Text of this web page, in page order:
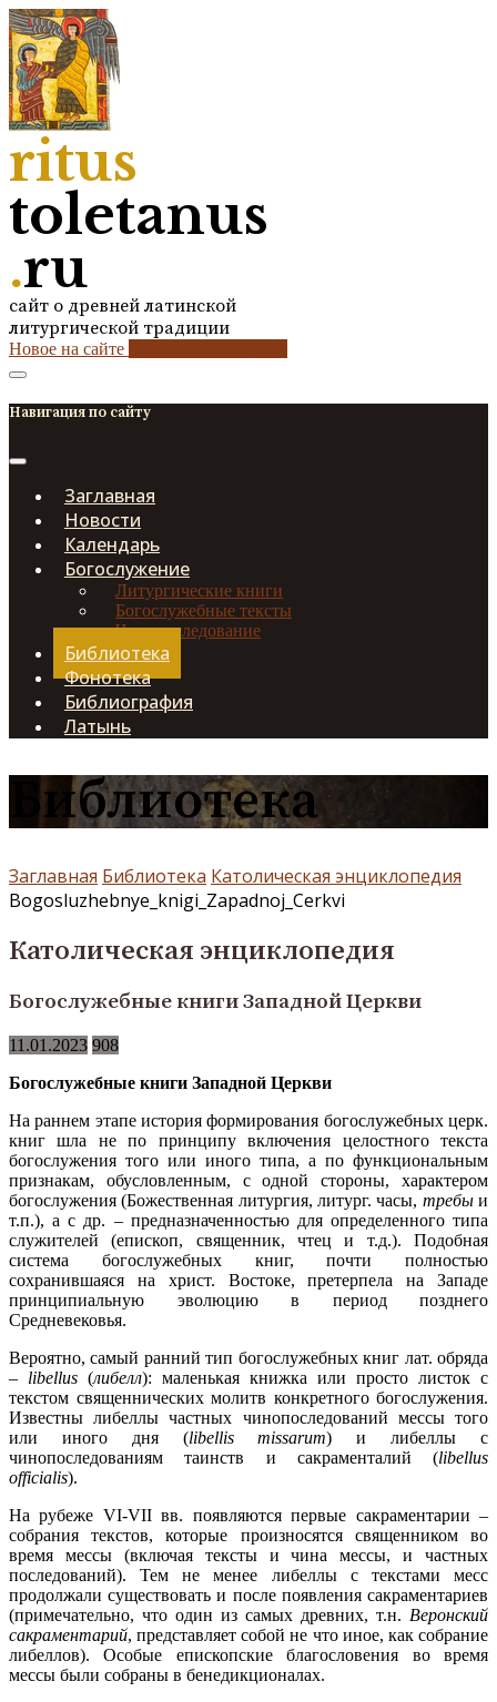
ritus
toletanus
.ru
сайт о древней латинской
литургической традиции
Новое на сайте
Навигация по сайту
Заглавная
Новости
Календарь
Богослужение
Литургические книги
Богослужебные тексты
Чинопоследование
Библиотека
Фонотека
Библиография
Латынь
Библиотека
Заглавная Библиотека Католическая энциклопедия
Bogosluzhebnye_knigi_Zapadnoj_Cerkvi
Католическая энциклопедия
Богослужебные книги Западной Церкви
11.01.2023 908
Богослужебные книги Западной Церкви
На раннем этапе история формирования богослужебных церк.
книг шла не по принципу включения целостного текста
богослужения того или иного типа, а по функциональным
признакам, обусловленным, с одной стороны, характером
богослужения (Божественная литургия, литург. часы, требыи
т.п.), а с др. – предназначенностью для определенного типа
служителей (епископ, священник, чтец и т.д.). Подобная
система богослужебных книг, почти полностью
сохранившаяся на христ. Востоке, претерпела на Западе
принципиальную эволюцию в период позднего
Средневековья.
Вероятно, самый ранний тип богослужебных книг лат. обряда
– libellus (либелл): маленькая книжка или просто листок с
текстом священнических молитв конкретного богослужения.
Известны либеллы частных чинопоследований мессы того
или иного дня (libellis missarum) и либеллы с
чинопоследованиям таинств и сакраменталий (libellus
officialis).
На рубеже VI-VII вв. появляются первые сакраментарии –
собрания текстов, которые произносятся священником во
время мессы (включая тексты и чина мессы, и частных
последований). Тем не менее либеллы с текстами месс
продолжали существовать и после появления сакраментариев
(примечательно, что один из самых древних, т.н. Веронский
сакраментарий, представляет собой не что иное, как собрание
либеллов). Особые епископские благословения во время
мессы были собраны в бенедикционалах.